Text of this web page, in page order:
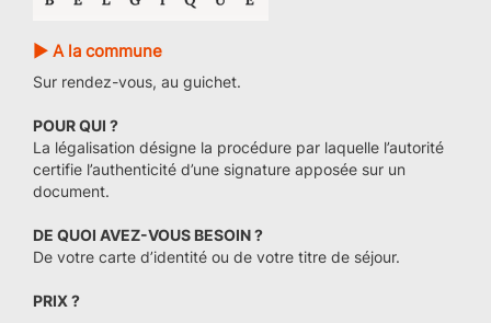
► A la commune
Sur rendez-vous, au guichet.
POUR QUI ?
La légalisation désigne la procédure par laquelle l’autorité
certifie l’authenticité d’une signature apposée sur un
document.
DE QUOI AVEZ-VOUS BESOIN ?
De votre carte d’identité ou de votre titre de séjour.
PRIX ?